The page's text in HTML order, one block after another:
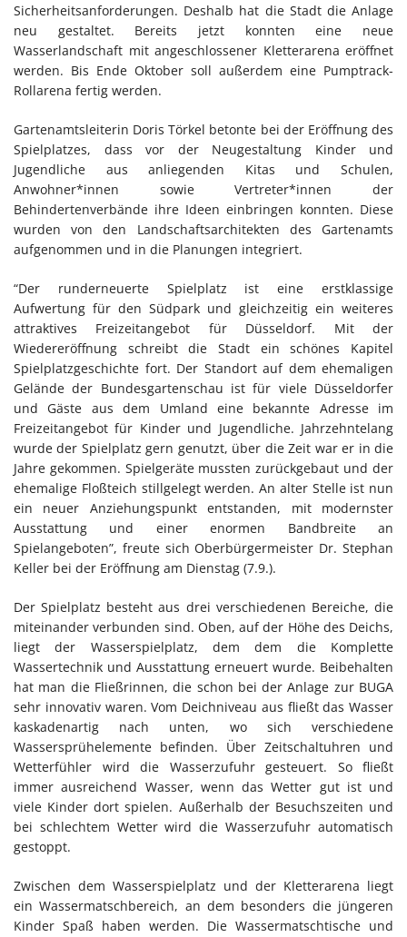
Sicherheitsanforderungen. Deshalb hat die Stadt die Anlage
neu gestaltet. Bereits jetzt konnten eine neue
Wasserlandschaft mit angeschlossener Kletterarena eröffnet
werden. Bis Ende Oktober soll außerdem eine Pumptrack-
Rollarena fertig werden.
Gartenamtsleiterin Doris Törkel betonte bei der Eröffnung des
Spielplatzes, dass vor der Neugestaltung Kinder und
Jugendliche aus anliegenden Kitas und Schulen,
Anwohner*innen sowie Vertreter*innen der
Behindertenverbände ihre Ideen einbringen konnten. Diese
wurden von den Landschaftsarchitekten des Gartenamts
aufgenommen und in die Planungen integriert.
“Der runderneuerte Spielplatz ist eine erstklassige
Aufwertung für den Südpark und gleichzeitig ein weiteres
attraktives Freizeitangebot für Düsseldorf. Mit der
Wiedereröffnung schreibt die Stadt ein schönes Kapitel
Spielplatzgeschichte fort. Der Standort auf dem ehemaligen
Gelände der Bundesgartenschau ist für viele Düsseldorfer
und Gäste aus dem Umland eine bekannte Adresse im
Freizeitangebot für Kinder und Jugendliche. Jahrzehntelang
wurde der Spielplatz gern genutzt, über die Zeit war er in die
Jahre gekommen. Spielgeräte mussten zurückgebaut und der
ehemalige Floßteich stillgelegt werden. An alter Stelle ist nun
ein neuer Anziehungspunkt entstanden, mit modernster
Ausstattung und einer enormen Bandbreite an
Spielangeboten”, freute sich Oberbürgermeister Dr. Stephan
Keller bei der Eröffnung am Dienstag (7.9.).
Der Spielplatz besteht aus drei verschiedenen Bereiche, die
miteinander verbunden sind. Oben, auf der Höhe des Deichs,
liegt der Wasserspielplatz, dem dem die Komplette
Wassertechnik und Ausstattung erneuert wurde. Beibehalten
hat man die Fließrinnen, die schon bei der Anlage zur BUGA
sehr innovativ waren. Vom Deichniveau aus fließt das Wasser
kaskadenartig nach unten, wo sich verschiedene
Wassersprühelemente befinden. Über Zeitschaltuhren und
Wetterfühler wird die Wasserzufuhr gesteuert. So fließt
immer ausreichend Wasser, wenn das Wetter gut ist und
viele Kinder dort spielen. Außerhalb der Besuchszeiten und
bei schlechtem Wetter wird die Wasserzufuhr automatisch
gestoppt.
Zwischen dem Wasserspielplatz und der Kletterarena liegt
ein Wassermatschbereich, an dem besonders die jüngeren
Kinder Spaß haben werden. Die Wassermatschtische und